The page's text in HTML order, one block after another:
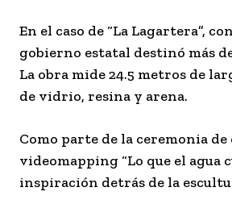
En el caso de “La Lagartera”,
gobierno estatal destinó más
La obra mide 24.5 metros de
de vidrio, resina y arena.
Como parte de la ceremonia
videomapping “Lo que el
inspiración detrás de la